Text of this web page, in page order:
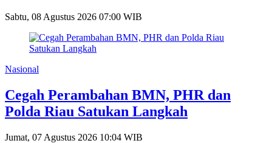
Sabtu, 08 Agustus 2026 07:00 WIB
Nasional
Cegah Perambahan BMN, PHR dan
Polda Riau Satukan Langkah
Jumat, 07 Agustus 2026 10:04 WIB